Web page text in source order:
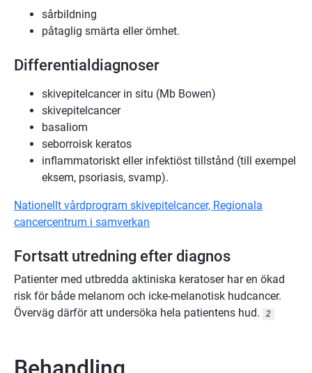
sårbildning
påtaglig smärta eller ömhet.
Differentialdiagnoser
skivepitelcancer in situ (Mb Bowen)
skivepitelcancer
basaliom
seborroisk keratos
inflammatoriskt eller infektiöst tillstånd (till exempel
eksem, psoriasis, svamp).
Nationellt vårdprogram skivepitelcancer, Regionala
cancercentrum i samverkan
Fortsatt utredning efter diagnos
Patienter med utbredda aktiniska keratoser har en ökad
risk för både melanom och icke-melanotisk hudcancer.
Överväg därför att undersöka hela patientens hud.
2